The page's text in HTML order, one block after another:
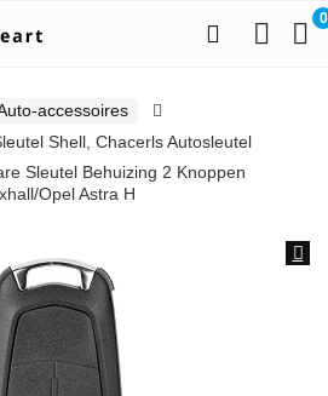
0
accessoires
Shell, Chacerls Autosleutel
Sleutel Behuizing 2 Knoppen
Opel Astra H